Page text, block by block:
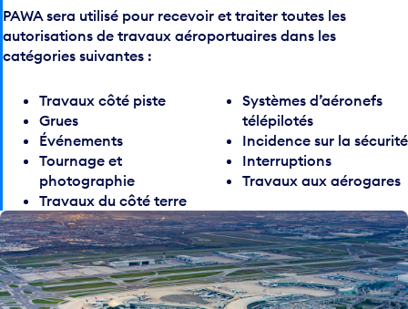
PAWA sera utilisé pour recevoir et traiter toutes les
autorisations de travaux aéroportuaires dans les
catégories suivantes :
Travaux côté piste
Grues
Événements
Tournage et
photographie
Travaux du côté terre
Systèmes d’aéronefs
télépilotés
Incidence sur la sécurité
Interruptions
Travaux aux aérogares